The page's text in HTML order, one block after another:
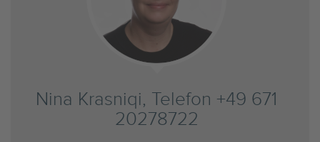
Nina Krasniqi, Telefon +49 671
20278722